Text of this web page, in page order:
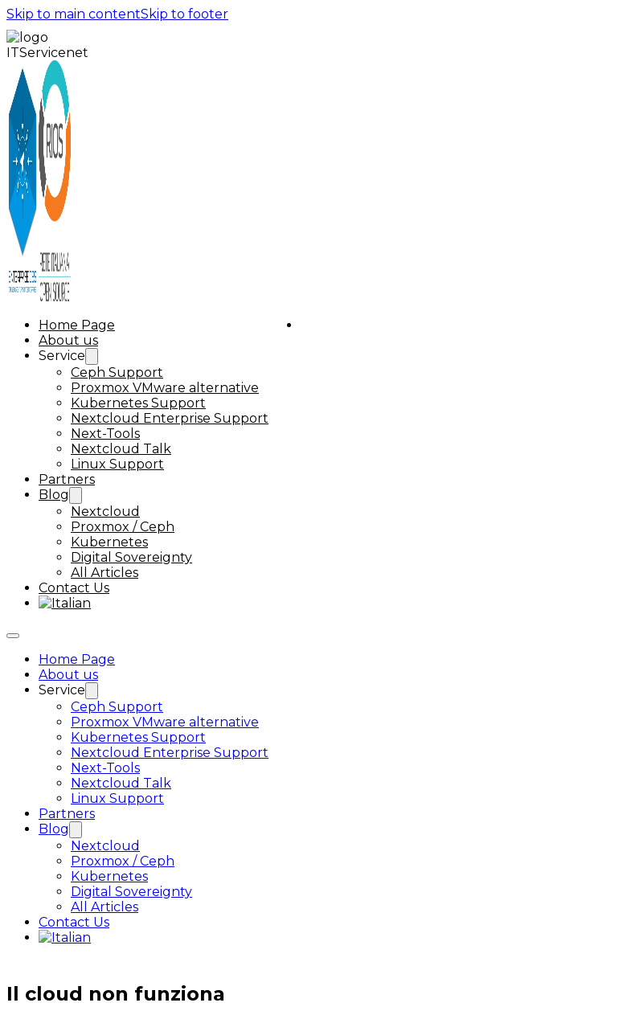
Skip to main contentSkip to footer
Home Page
About us
Service
Ceph Support
Proxmox VMware alternative
Kubernetes Support
Nextcloud Enterprise Support
Next-Tools
Nextcloud Talk
Linux Support
Partners
Blog
Nextcloud
Proxmox / Ceph
Kubernetes
Digital Sovereignty
All Articles
Contact Us
Home Page
About us
Service
Ceph Support
Proxmox VMware alternative
Kubernetes Support
Nextcloud Enterprise Support
Next-Tools
Nextcloud Talk
Linux Support
Partners
Blog
Nextcloud
Proxmox / Ceph
Kubernetes
Digital Sovereignty
All Articles
Contact Us
Il cloud non funziona